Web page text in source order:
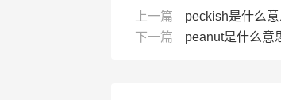
上一篇
peckish是什么意
下一篇
peanut是什么意